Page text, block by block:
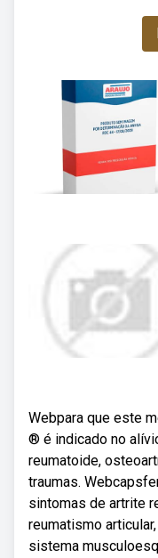
Webpara que este
® é indicado no
reumatoide,
traumas.
sintomas de artrite
reumatismo
sistema